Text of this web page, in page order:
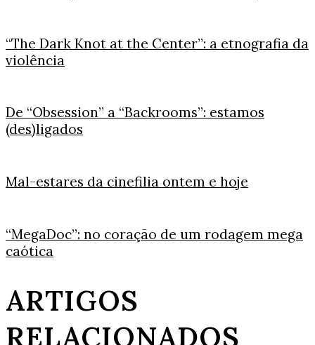
“The Dark Knot at the Center”: a etnografia da
violência
De “Obsession” a “Backrooms”: estamos
(des)ligados
Mal-estares da cinefilia ontem e hoje
“MegaDoc”: no coração de um rodagem mega
caótica
ARTIGOS
RELACIONADOS